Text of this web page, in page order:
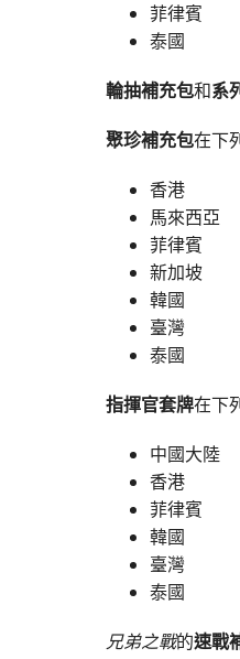
菲律賓
泰國
輪抽補充包和系
聚珍補充包在下
香港
馬來西亞
菲律賓
新加坡
韓國
臺灣
泰國
指揮官套牌在下
中國大陸
香港
菲律賓
韓國
臺灣
泰國
兄弟之戰的速戰